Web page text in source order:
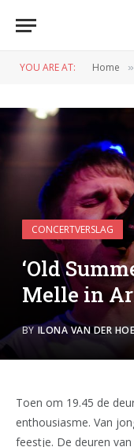
YOU ARE AT: Home »
CONCERTVERSLAG
‘Old
Melle in
BY ILONA VAN DER
Toen om 19.45 de
enthousiasme. Van
feestje. De deuren